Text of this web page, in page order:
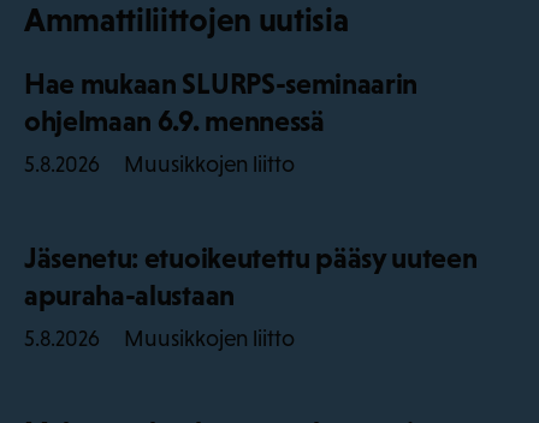
Ammattiliittojen uutisia
Hae mukaan SLURPS-seminaarin
ohjelmaan 6.9. mennessä
5.8.2026 Muusikkojen liitto
Jäsenetu: etuoikeutettu pääsy uuteen
apuraha-alustaan
5.8.2026 Muusikkojen liitto